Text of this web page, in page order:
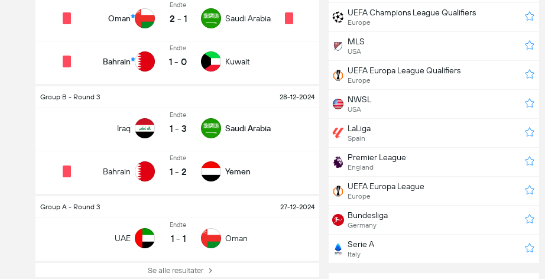
Oman
Endte
2 - 1 Saudi Arabia
Bahrain
Endte
1 - 0 Kuwait
Group B - Round 3 28-12-2024
Iraq
Endte
1 - 3 Saudi Arabia
Bahrain
Endte
1 - 2 Yemen
Group A - Round 3 27-12-2024
UAE
Endte
1 - 1 Oman
Se alle resultater
UEFA Champions League Qualifiers
Europe
MLS
USA
UEFA Europa League Qualifiers
Europe
NWSL
USA
LaLiga
Spain
Premier League
England
UEFA Europa League
Europe
Bundesliga
Germany
Serie A
Italy